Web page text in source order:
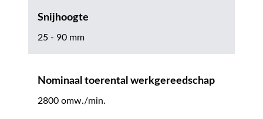
Snijhoogte
25 - 90 mm
Nominaal toerental werkgereedschap
2800 omw./min.